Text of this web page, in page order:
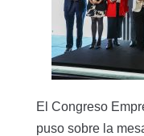
El Congreso
puso sobre la